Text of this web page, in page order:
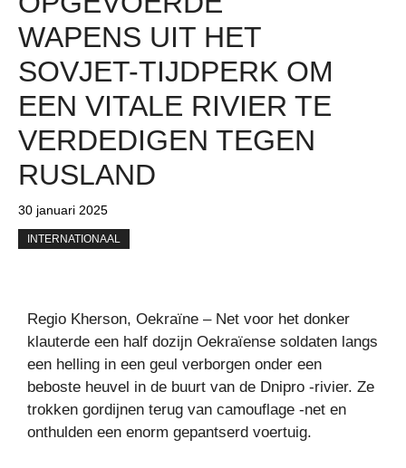
WAPENS UIT HET
SOVJET-TIJDPERK OM
EEN ​​VITALE RIVIER TE
VERDEDIGEN TEGEN
RUSLAND
30 januari 2025
INTERNATIONAAL
Regio Kherson, Oekraïne – Net voor het donker
klauterde een half dozijn Oekraïense soldaten langs
een helling in een geul verborgen onder een
beboste heuvel in de buurt van de Dnipro -rivier. Ze
trokken gordijnen terug van camouflage -net en
onthulden een enorm gepantserd voertuig.